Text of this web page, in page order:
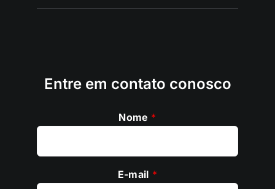
Entre em contato conosco
Nome *
E-mail *